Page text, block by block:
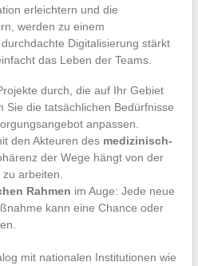
erleichtern und die
werden zu einem
Digitalisierung stärkt
das Leben der Teams.
durch, die auf Ihr Gebiet
Sie die tatsächlichen Bedürfnisse
anpassen.
den Akteuren des medizinisch-
der Wege hängt von der
arbeiten.
Rahmen im Auge: Jede neue
kann eine Chance oder
mit nationalen Institutionen wie